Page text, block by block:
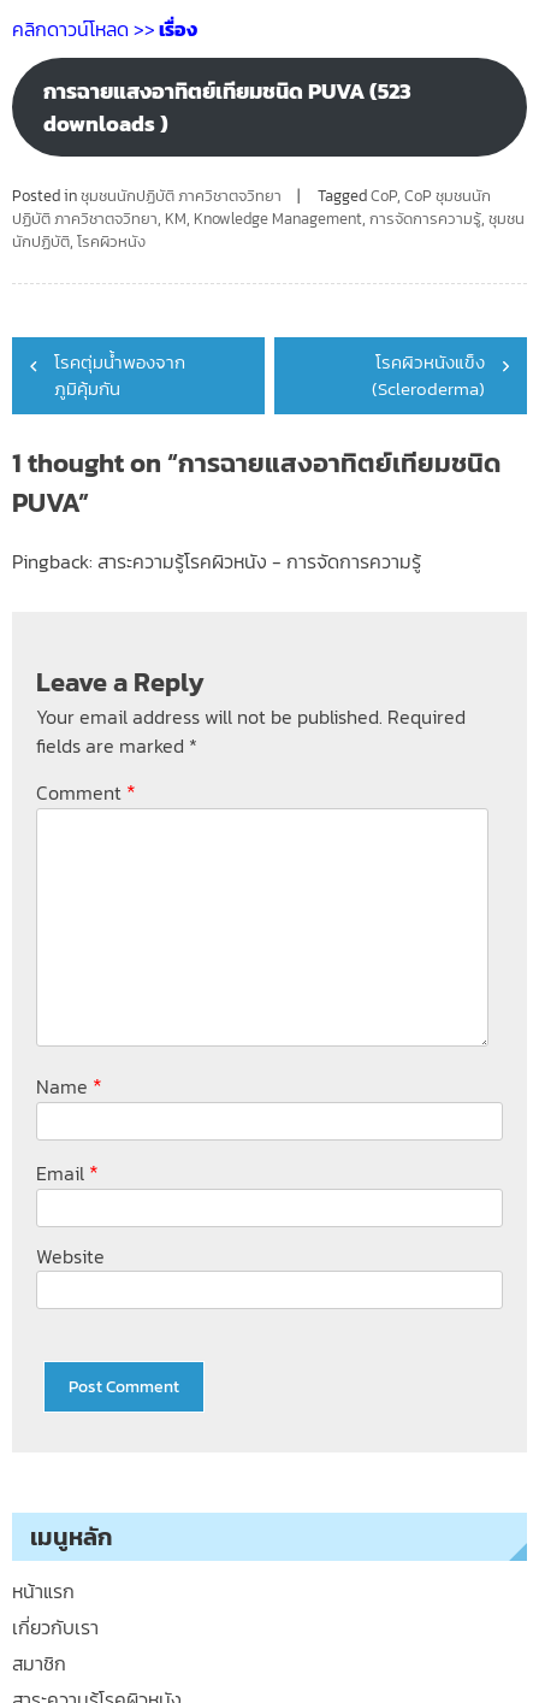
คลิกดาวน์โหลด >>เรื่อง
การฉายแสงอาทิตย์เทียมชนิด PUVA (523
downloads )
Posted inชุมชนนักปฏิบัติ ภาควิชาตจวิทยา TaggedCoP, CoP ชุมชนนัก
ปฏิบัติ ภาควิชาตจวิทยา, KM, Knowledge Management, การจัดการความรู้, ชุมชน
นักปฏิบัติ, โรคผิวหนัง
Post
navigation
โรคตุ่มน้ำพองจาก
ภูมิคุ้มกัน
โรคผิวหนังแข็ง
(Scleroderma)
1 thought on “การฉายแสงอาทิตย์เทียมชนิด
PUVA”
Pingback: สาระความรู้โรคผิวหนัง - การจัดการความรู้
Leave a Reply
Your email address will not be published. Required
fields are marked *
Comment *
Name *
Email *
Website
เมนูหลัก
หน้าแรก
เกี่ยวกับเรา
สมาชิก